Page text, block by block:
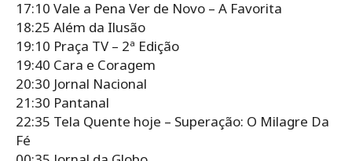
17:10 Vale a Pena Ver de Novo – A Favorita
18:25 Além da Ilusão
19:10 Praça TV – 2ª Edição
19:40 Cara e Coragem
20:30 Jornal Nacional
21:30 Pantanal
22:35 Tela Quente hoje – Superação: O Milagre Da
Fé